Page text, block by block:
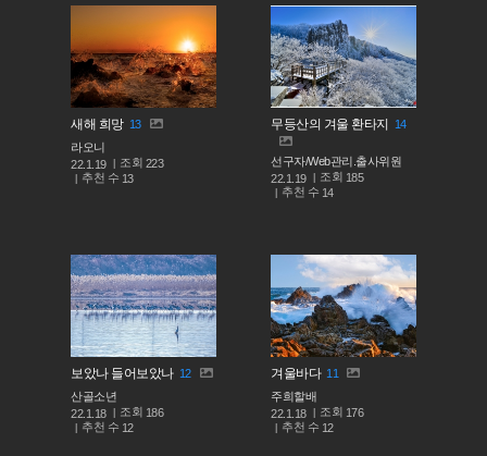
새해 희망 13
라오니
22.1.19
조회 223
추천 수 13
무등산의 겨울 환타지 14
선구자/Web관리.출사위원
22.1.19
조회 185
추천 수 14
보았나 들어보았나 12
산골소년
22.1.18
조회 186
추천 수 12
겨울바다 11
주희할배
22.1.18
조회 176
추천 수 12